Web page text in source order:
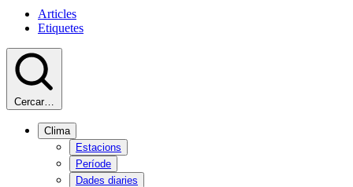
Articles
Etiquetes
Cercar…
Clima
Estacions
Període
Dades diaries